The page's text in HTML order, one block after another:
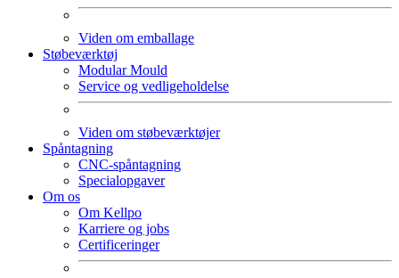
Viden om emballage
Støbeværktøj
Modular Mould
Service og vedligeholdelse
Viden om støbeværktøjer
Spåntagning
CNC-spåntagning
Specialopgaver
Om os
Om Kellpo
Karriere og jobs
Certificeringer